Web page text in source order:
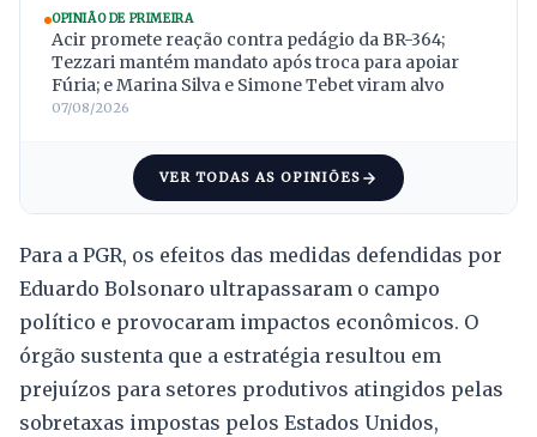
OPINIÃO DE PRIMEIRA
Acir promete reação contra pedágio da BR-364;
Tezzari mantém mandato após troca para apoiar
Fúria; e Marina Silva e Simone Tebet viram alvo
07/08/2026
VER TODAS AS OPINIÕES
Para a PGR, os efeitos das medidas defendidas por
Eduardo Bolsonaro ultrapassaram o campo
político e provocaram impactos econômicos. O
órgão sustenta que a estratégia resultou em
prejuízos para setores produtivos atingidos pelas
sobretaxas impostas pelos Estados Unidos,